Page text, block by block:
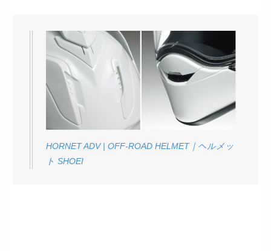
HORNET ADV | OFF-ROAD HELMET｜ヘルメッ
ト SHOEI